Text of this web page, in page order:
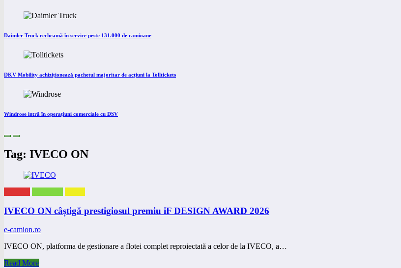
Daimler Truck recheamă în service peste 131.000 de camioane
DKV Mobility achiziționează pachetul majoritar de acțiuni la Tolltickets
Windrose intră în operațiuni comerciale cu DSV
Tag: IVECO ON
IVECO ON câștigă prestigiosul premiu iF DESIGN AWARD 2026
e-camion.ro
IVECO ON, platforma de gestionare a flotei complet reproiectată a celor de la IVECO, a…
Read More